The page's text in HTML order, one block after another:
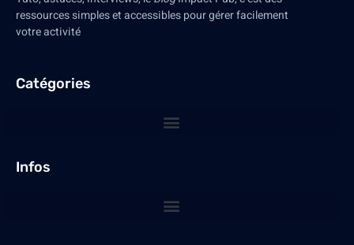
ressources simples et accessibles pour gérer facilement
votre activité
Catégories
Infos